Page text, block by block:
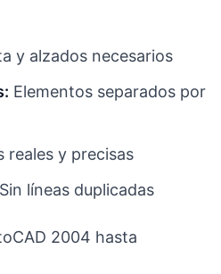
y alzados necesarios
Elementos separados por
reales y precisas
Sin líneas duplicadas
2004 hasta